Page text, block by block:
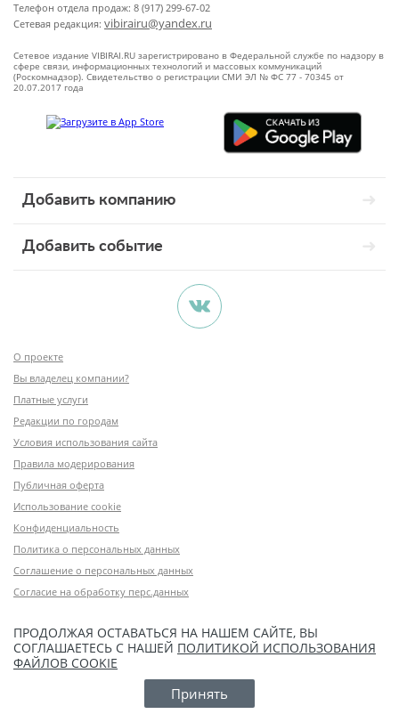
Телефон отдела продаж: 8 (917) 299-67-02
Сетевая редакция: vibirairu@yandex.ru
Сетевое издание VIBIRAI.RU зарегистрировано в Федеральной службе по надзору в
сфере связи, информационных технологий и массовых коммуникаций
(Роскомнадзор). Свидетельство о регистрации СМИ ЭЛ № ФС 77 - 70345 от
20.07.2017 года
Добавить компанию
Добавить событие
О проекте
Вы владелец компании?
Платные услуги
Редакции по городам
Условия использования сайта
Правила модерирования
Публичная оферта
Использование cookie
Конфиденциальность
Политика о персональных данных
Соглашение о персональных данных
Согласие на обработку перс.данных
ПРОДОЛЖАЯ ОСТАВАТЬСЯ НА НАШЕМ САЙТЕ, ВЫ
СОГЛАШАЕТЕСЬ С НАШЕЙ ПОЛИТИКОЙ ИСПОЛЬЗОВАНИЯ
ФАЙЛОВ COOKIE
Принять